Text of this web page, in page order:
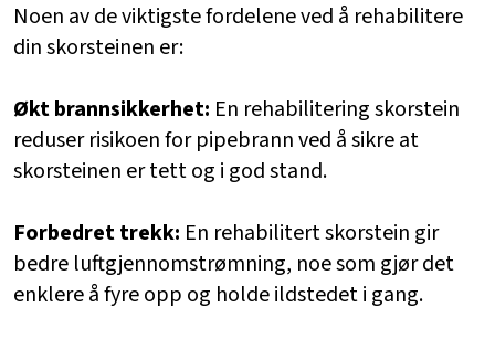
Noen av de viktigste fordelene ved å rehabilitere
din skorsteinen er:
Økt brannsikkerhet: En rehabilitering skorstein
reduser risikoen for pipebrann ved å sikre at
skorsteinen er tett og i god stand.
Forbedret trekk: En rehabilitert skorstein gir
bedre luftgjennomstrømning, noe som gjør det
enklere å fyre opp og holde ildstedet i gang.